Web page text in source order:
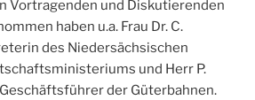
Vortragenden und Diskutierenden
haben u.a. Frau Dr. C.
des Niedersächsischen
und Herr P.
der Güterbahnen.